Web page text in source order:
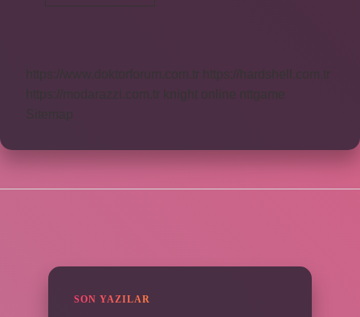
Peygamber
https://www.doktorforum.com.tr
https://hardshell.com.tr
https://modarazzi.com.tr
knight online
nttgame
Sitemap
SON YAZILAR